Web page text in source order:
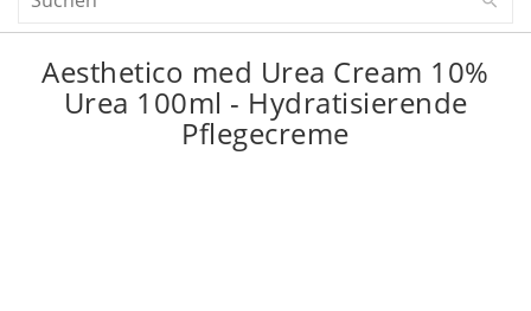
Aesthetico med Urea Cream 10%
Urea 100ml - Hydratisierende
Pflegecreme